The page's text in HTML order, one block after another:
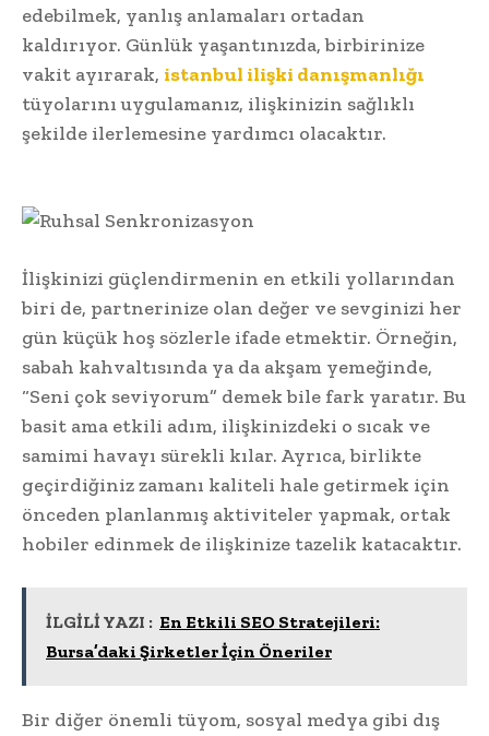
edebilmek, yanlış anlamaları ortadan
kaldırıyor. Günlük yaşantınızda, birbirinize
vakit ayırarak, istanbul ilişki danışmanlığı
tüyolarını uygulamanız, ilişkinizin sağlıklı
şekilde ilerlemesine yardımcı olacaktır.
İlişkinizi güçlendirmenin en etkili yollarından
biri de, partnerinize olan değer ve sevginizi her
gün küçük hoş sözlerle ifade etmektir. Örneğin,
sabah kahvaltısında ya da akşam yemeğinde,
“Seni çok seviyorum” demek bile fark yaratır. Bu
basit ama etkili adım, ilişkinizdeki o sıcak ve
samimi havayı sürekli kılar. Ayrıca, birlikte
geçirdiğiniz zamanı kaliteli hale getirmek için
önceden planlanmış aktiviteler yapmak, ortak
hobiler edinmek de ilişkinize tazelik katacaktır.
İLGİLİ YAZI : En Etkili SEO Stratejileri:
Bursa’daki Şirketler İçin Öneriler
Bir diğer önemli tüyom, sosyal medya gibi dış